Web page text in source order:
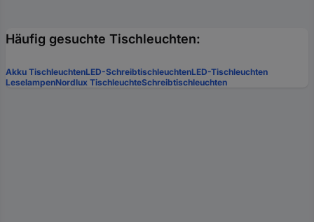
Häufig gesuchte Tischleuchten:
Akku TischleuchtenLED-SchreibtischleuchtenLED-Tischleuchten
LeselampenNordlux TischleuchteSchreibtischleuchten